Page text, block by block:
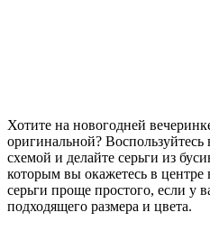
Хотите на новогодней
оригинальной?
схемой и делайте серьги из
которым вы окажетесь в центре
серьги проще простого, если у
подходящего размера и цвета.